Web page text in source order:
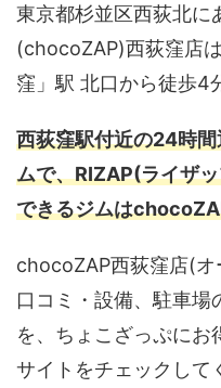
東京都杉並区西荻北に
(chocoZAP)西荻窪店
窪」駅 北口から徒歩4
西荻窪駅付近の24時
ムで、RIZAP(ライザ
できるジムは
chocoZAP西荻窪店(
口コミ・設備、駐車場
を、ちょこざっぷにお
サイトをチェックして